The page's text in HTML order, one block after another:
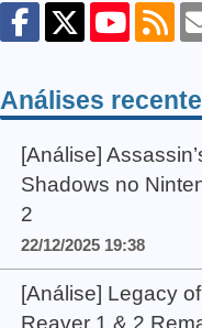
Análises
[Análise]
Shadows no
2
22/12/2025 19:38
[Análise] Legacy
Reaver 1 & 2